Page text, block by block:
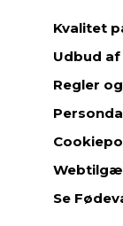
Kvalitet
Udbud af
Regler
Se